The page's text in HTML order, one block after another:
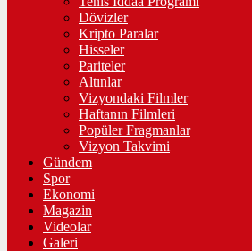
Dövizler
Kripto Paralar
Hisseler
Pariteler
Altınlar
Vizyondaki Filmler
Haftanın Filmleri
Popüler Fragmanlar
Vizyon Takvimi
Gündem
Spor
Ekonomi
Magazin
Videolar
Galeri